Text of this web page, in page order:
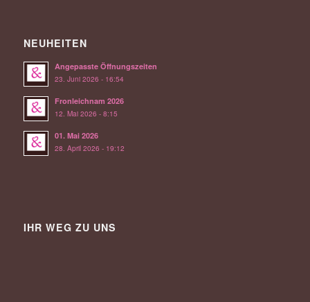
NEUHEITEN
Angepasste Öffnungszeiten
23. Juni 2026 - 16:54
Fronleichnam 2026
12. Mai 2026 - 8:15
01. Mai 2026
28. April 2026 - 19:12
IHR WEG ZU UNS